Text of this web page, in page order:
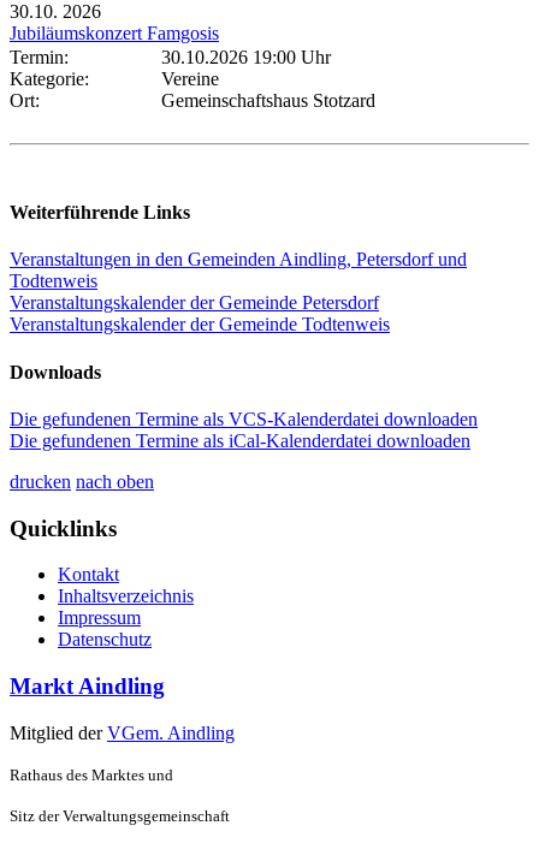
30.10. 2026
Jubiläumskonzert Famgosis
Termin:
30.10.2026 19:00 Uhr
Kategorie:
Vereine
Ort:
Gemeinschaftshaus Stotzard
Weiterführende Links
Veranstaltungen in den Gemeinden Aindling, Petersdorf und
Todtenweis
Veranstaltungskalender der Gemeinde Petersdorf
Veranstaltungskalender der Gemeinde Todtenweis
Downloads
Die gefundenen Termine als VCS-Kalenderdatei downloaden
Die gefundenen Termine als iCal-Kalenderdatei downloaden
drucken nach oben
Quicklinks
Kontakt
Inhaltsverzeichnis
Impressum
Datenschutz
Markt Aindling
Mitglied derVGem. Aindling
Rathaus des Marktes und
Sitz der Verwaltungsgemeinschaft